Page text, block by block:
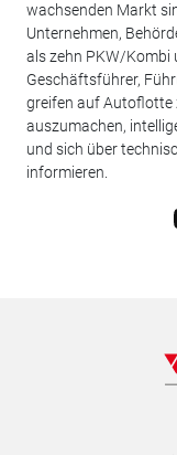
wachsenden Markt
Unternehmen,
als zehn PKW/Kombi
Geschäftsführer,
greifen auf Autoflotte
auszumachen,
und sich über
informieren.